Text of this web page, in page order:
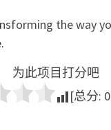
the way
为此项目打分吧
[总分: 0